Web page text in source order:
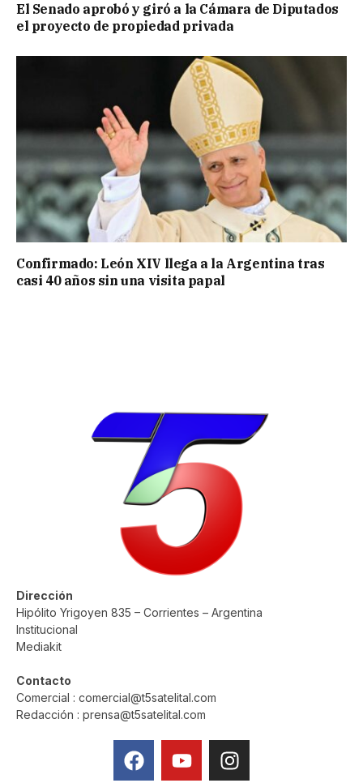
El Senado aprobó y giró a la Cámara de Diputados
el proyecto de propiedad privada
Confirmado: León XIV llega a la Argentina tras
casi 40 años sin una visita papal
Dirección
Hipólito Yrigoyen 835 – Corrientes – Argentina
Institucional
Mediakit
Contacto
Comercial : comercial@t5satelital.com
Redacción : prensa@t5satelital.com